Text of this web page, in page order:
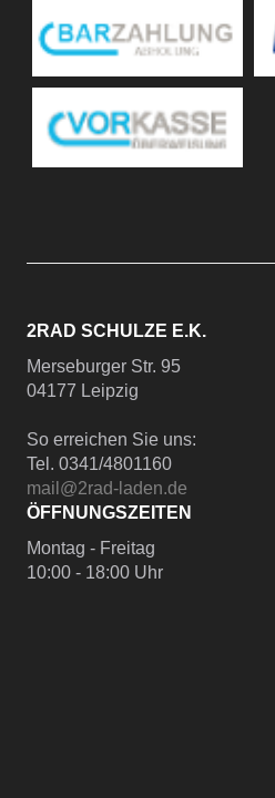
2RAD SCHULZE E.K.
Merseburger Str. 95
04177 Leipzig
So erreichen Sie uns:
Tel. 0341/4801160
mail@2rad-laden.de
ÖFFNUNGSZEITEN
Montag - Freitag
10:00 - 18:00 Uhr